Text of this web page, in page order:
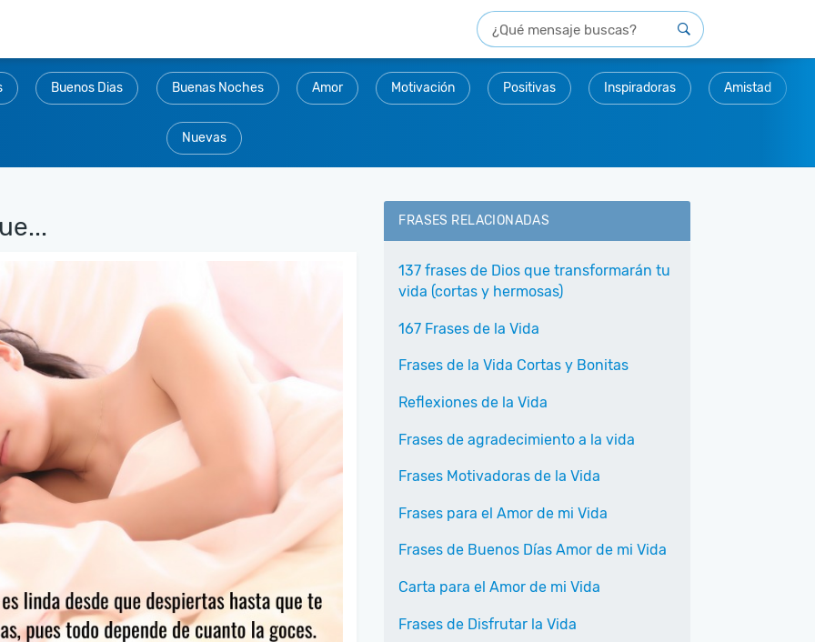
Buenos Dias Buenas Noches Amor Motivación Positivas Inspiradoras Amistad
Nuevas
FRASES RELACIONADAS
137 frases de Dios que transformarán tu
vida (cortas y hermosas)
167 Frases de la Vida
Frases de la Vida Cortas y Bonitas
Reflexiones de la Vida
Frases de agradecimiento a la vida
Frases Motivadoras de la Vida
Frases para el Amor de mi Vida
Frases de Buenos Días Amor de mi Vida
Carta para el Amor de mi Vida
Frases de Disfrutar la Vida